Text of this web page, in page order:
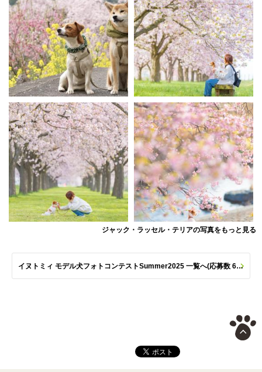
ジャック・ラッセル・テリアの写真をもっと見る
イヌトミィ モデル犬フォトコンテストSummer2025 一覧へ(応募数 651枚)